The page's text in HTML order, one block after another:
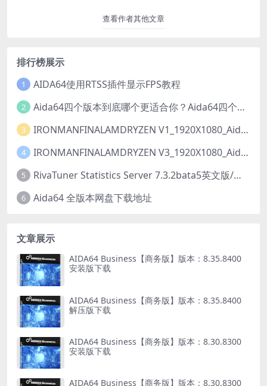
查看作者其他文章
排行榜展示
1 AIDA64使用RTSS插件显示FPS教程
2 Aida64四个版本到底哪个更适合你？Aida64四个版本有什么区别？
3 IRONMANFINALAMDRYZEN V1_1920X1080_Aida64_SensorPanel模板【推荐001已修复】
4 IRONMANFINALAMDRYZEN V3_1920X1080_Aida64_LCD项目【推荐001】【动态】
5 RivaTuner Statistics Server 7.3.2bata5英文版/中文版【简称rtss】下载以及安装教程
6 Aida64 全版本网盘下载地址
文章展示
AIDA64 Business【商务版】版本：8.35.8400
安装版下载
AIDA64 Business【商务版】版本：8.35.8400
解压版下载
AIDA64 Business【商务版】版本：8.30.8300
安装版下载
AIDA64 Business【商务版】版本：8.30.8300